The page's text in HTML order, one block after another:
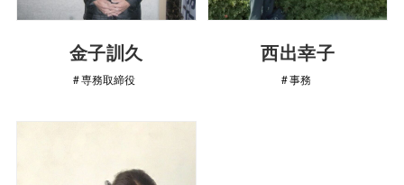
金子訓久
専務取締役
西出幸子
事務